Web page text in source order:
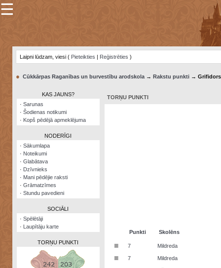
×
Šodienas
notikumi
Visatcera
almanahs
Arhīvs
☰
Laipni lūdzam, viesi ( Pieteikties | Reģistrēties )
● Cūkkārpas Raganības un burvestību arodskola→ Rakstu punkti→ Grifidors
KAS JAUNS?
· Sarunas
· Šodienas notikumi
· Kopš pēdējā apmeklējuma
NODERĪGI
· Sākumlapa
· Noteikumi
· Glabātava
· Dzīvnieks
· Mani pēdējie raksti
· Grāmatzīmes
· Stundu pavedieni
SOCIĀLI
· Spēlētāji
· Laupītāju karte
TORŅU PUNKTI
TORŅU PUNKTI
Punkti Skolēns
■ 7 Mildreda
■ 7 Mildreda